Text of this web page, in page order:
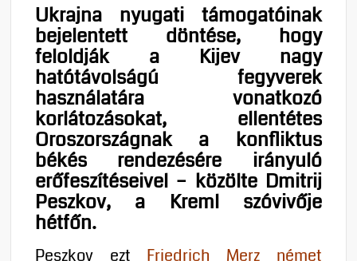
Ukrajna nyugati támogatóinak
bejelentett döntése, hogy
feloldják a Kijev nagy
hatótávolságú fegyverek
használatára vonatkozó
korlátozásokat, ellentétes
Oroszországnak a konfliktus
békés rendezésére irányuló
erőfeszítéseivel – közölte Dmitrij
Peszkov, a Kreml szóvivője
hétfőn.
Peszkov ezt Friedrich Merz német